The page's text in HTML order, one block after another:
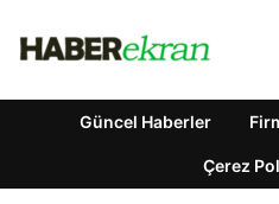
Güncel Haberler
Çerez